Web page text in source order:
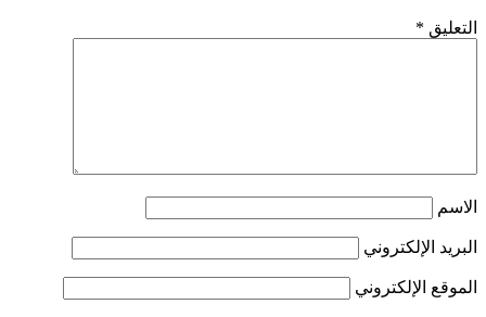
التعليق *
الاسم
البريد الإلكتروني
الموقع الإلكتروني